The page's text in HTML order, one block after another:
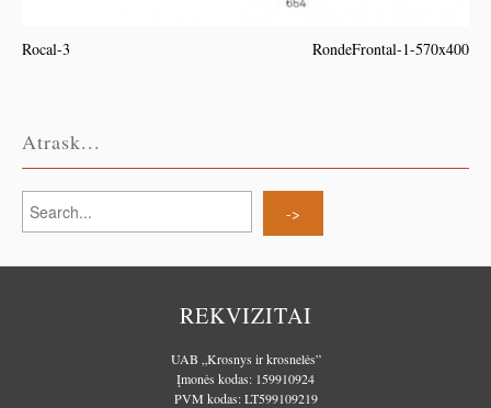
Rocal-3 RondeFrontal-1-570x400
Atrask...
REKVIZITAI
UAB „Krosnys ir krosnelės”
Įmonės kodas: 159910924
PVM kodas: LT599109219